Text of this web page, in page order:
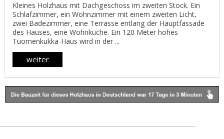
Kleines Holzhaus mit Dachgeschoss im zweiten Stock. Ein
Schlafzimmer, ein Wohnzimmer mit einem zweiten Licht,
zwei Badezimmer, eine Terrasse entlang der Hauptfassade
des Hauses, eine Wohnküche. Ein 120 Meter hohes
Tuomenkukka-Haus wird in der ...
weiter